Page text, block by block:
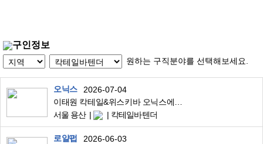
구인정보
원하는 구직분야를 선택해보세요.
오닉스
2026-07-04
이태원 칵테일&위스키바 오닉스에서 경력바텐더 급구합니다 (경력자만 가능)
서울 용산
칵테일바텐더
로얄펍
2026-06-03